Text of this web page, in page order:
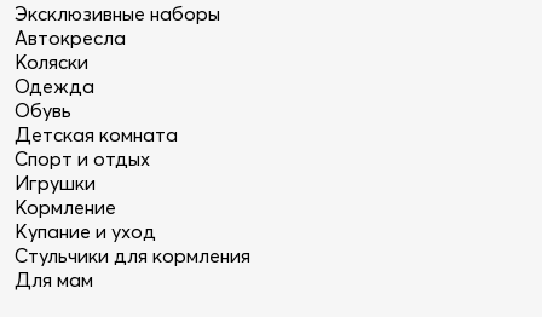
Эксклюзивные наборы
Автокресла
Коляски
Одежда
Обувь
Детская комната
Спорт и отдых
Игрушки
Кормление
Купание и уход
Стульчики для кормления
Для мам